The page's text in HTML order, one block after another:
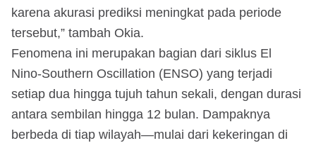
karena akurasi prediksi meningkat pada periode
tersebut,” tambah Okia.
Fenomena ini merupakan bagian dari siklus El
Nino-Southern Oscillation (ENSO) yang terjadi
setiap dua hingga tujuh tahun sekali, dengan durasi
antara sembilan hingga 12 bulan. Dampaknya
berbeda di tiap wilayah—mulai dari kekeringan di